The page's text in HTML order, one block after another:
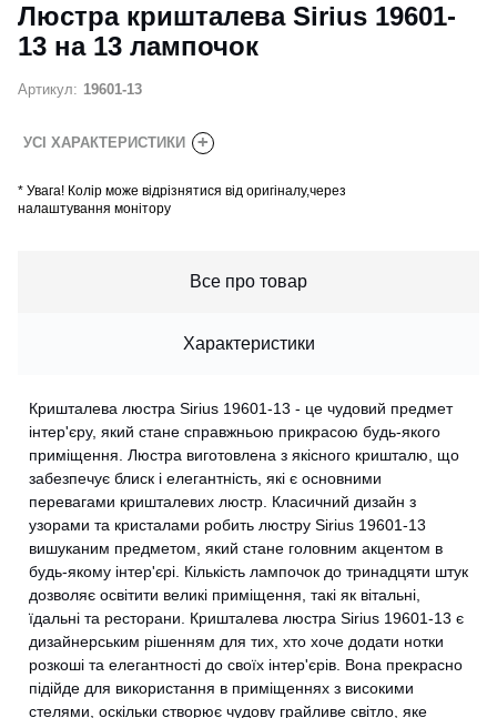
Люстра кришталева Sirius 19601-
13 на 13 лампочок
Артикул: 19601-13
УСІ ХАРАКТЕРИСТИКИ +
* Увага! Колір може відрізнятися від оригіналу,через
налаштування монітору
Все про товар
Характеристики
Кришталева люстра Sirius 19601-13 - це чудовий предмет
інтер'єру, який стане справжньою прикрасою будь-якого
приміщення. Люстра виготовлена з якісного кришталю, що
забезпечує блиск і елегантність, які є основними
перевагами кришталевих люстр. Класичний дизайн з
узорами та кристалами робить люстру Sirius 19601-13
вишуканим предметом, який стане головним акцентом в
будь-якому інтер'єрі. Кількість лампочок до тринадцяти штук
дозволяє освітити великі приміщення, такі як вітальні,
їдальні та ресторани. Кришталева люстра Sirius 19601-13 є
дизайнерським рішенням для тих, хто хоче додати нотки
розкоші та елегантності до своїх інтер'єрів. Вона прекрасно
підійде для використання в приміщеннях з високими
стелями, оскільки створює чудову грайливе світло, яке